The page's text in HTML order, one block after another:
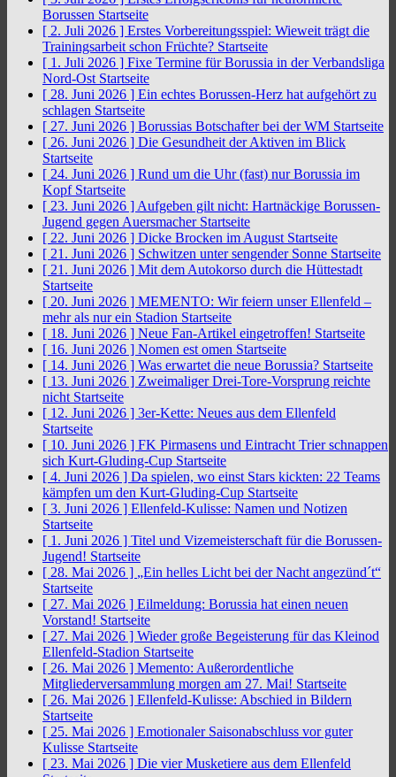
Borussen Startseite
[ 2. Juli 2026 ] Erstes Vorbereitungsspiel: Wieweit trägt die
Trainingsarbeit schon Früchte? Startseite
[ 1. Juli 2026 ] Fixe Termine für Borussia in der Verbandsliga
Nord-Ost Startseite
[ 28. Juni 2026 ] Ein echtes Borussen-Herz hat aufgehört zu
schlagen Startseite
[ 27. Juni 2026 ] Borussias Botschafter bei der WM Startseite
[ 26. Juni 2026 ] Die Gesundheit der Aktiven im Blick
Startseite
[ 24. Juni 2026 ] Rund um die Uhr (fast) nur Borussia im
Kopf Startseite
[ 23. Juni 2026 ] Aufgeben gilt nicht: Hartnäckige Borussen-
Jugend gegen Auersmacher Startseite
[ 22. Juni 2026 ] Dicke Brocken im August Startseite
[ 21. Juni 2026 ] Schwitzen unter sengender Sonne Startseite
[ 21. Juni 2026 ] Mit dem Autokorso durch die Hüttestadt
Startseite
[ 20. Juni 2026 ] MEMENTO: Wir feiern unser Ellenfeld –
mehr als nur ein Stadion Startseite
[ 18. Juni 2026 ] Neue Fan-Artikel eingetroffen! Startseite
[ 16. Juni 2026 ] Nomen est omen Startseite
[ 14. Juni 2026 ] Was erwartet die neue Borussia? Startseite
[ 13. Juni 2026 ] Zweimaliger Drei-Tore-Vorsprung reichte
nicht Startseite
[ 12. Juni 2026 ] 3er-Kette: Neues aus dem Ellenfeld
Startseite
[ 10. Juni 2026 ] FK Pirmasens und Eintracht Trier schnappen
sich Kurt-Gluding-Cup Startseite
[ 4. Juni 2026 ] Da spielen, wo einst Stars kickten: 22 Teams
kämpfen um den Kurt-Gluding-Cup Startseite
[ 3. Juni 2026 ] Ellenfeld-Kulisse: Namen und Notizen
Startseite
[ 1. Juni 2026 ] Titel und Vizemeisterschaft für die Borussen-
Jugend! Startseite
[ 28. Mai 2026 ] „Ein helles Licht bei der Nacht angezünd´t“
Startseite
[ 27. Mai 2026 ] Eilmeldung: Borussia hat einen neuen
Vorstand! Startseite
[ 27. Mai 2026 ] Wieder große Begeisterung für das Kleinod
Ellenfeld-Stadion Startseite
[ 26. Mai 2026 ] Memento: Außerordentliche
Mitgliederversammlung morgen am 27. Mai! Startseite
[ 26. Mai 2026 ] Ellenfeld-Kulisse: Abschied in Bildern
Startseite
[ 25. Mai 2026 ] Emotionaler Saisonabschluss vor guter
Kulisse Startseite
[ 23. Mai 2026 ] Die vier Musketiere aus dem Ellenfeld